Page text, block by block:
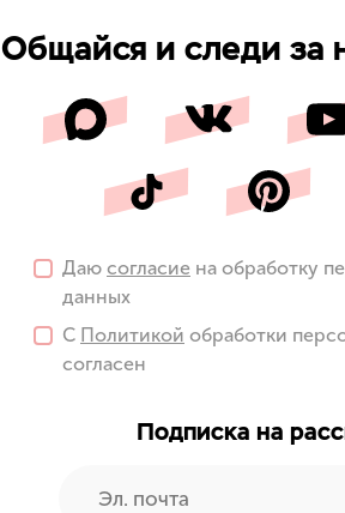
Общайся и следи за
Даю согласие на обработку
данных
С Политикой обработки
согласен
Подписка на